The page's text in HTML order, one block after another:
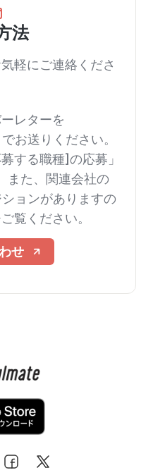
法
軽にご連絡くださ
レターを
でお送りください。
する職種]の応募」
また、関連会社の
ョンがありますの
覧ください。
せ